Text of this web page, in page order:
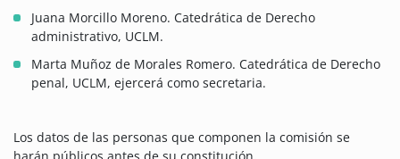
Juana Morcillo Moreno. Catedrática de Derecho
administrativo, UCLM.
Marta Muñoz de Morales Romero. Catedrática de Derecho
penal, UCLM, ejercerá como secretaria.
Los datos de las personas que componen la comisión se